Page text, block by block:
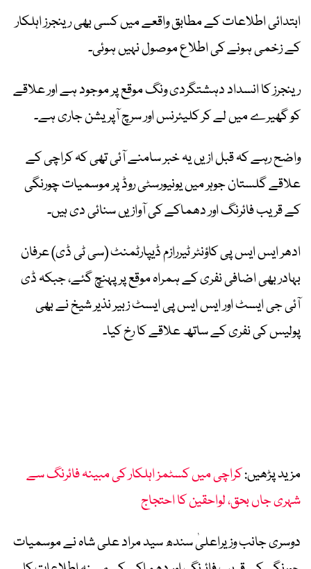
ابتدائی اطلاعات کے مطابق واقعے میں کسی بھی رینجرز اہلکار
کے زخمی ہونے کی اطلاع موصول نہیں ہوئی۔
رینجرز کا انسداد دہشتگردی ونگ موقع پر موجود ہے اور علاقے
کو گھیرے میں لے کر کلیئرنس اور سرچ آپریشن جاری ہے۔
واضح رہے کہ قبل ازیں یہ خبر سامنے آئی تھی کہ کراچی کے
علاقے گلستان جوہر میں یونیورسٹی روڈ پر موسمیات چورنگی
کے قریب فائرنگ اور دھماکے کی آوازیں سنائی دی ہیں۔
ادھر ایس ایس پی کاؤنٹر ٹیررازم ڈیپارٹمنٹ (سی ٹی ڈی) عرفان
بہادر بھی اضافی نفری کے ہمراہ موقع پر پہنچ گئے، جبکہ ڈی
آئی جی ایسٹ اور ایس ایس پی ایسٹ زبیر نذیر شیخ نے بھی
پولیس کی نفری کے ساتھ علاقے کا رخ کیا۔
مزید پڑھیں:کراچی میں کسٹمز اہلکار کی مبینہ فائرنگ سے
شہری جاں بحق، لواحقین کا احتجاج
دوسری جانب وزیراعلیٰ سندھ سید مراد علی شاہ نے موسمیات